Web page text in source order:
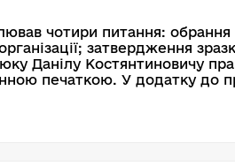
чотири питання:
затвердження
Данілу Костянтиновичу
печаткою. У додатку до